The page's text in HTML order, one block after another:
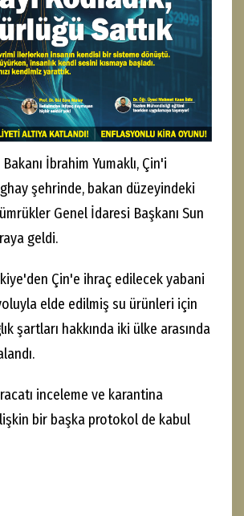
İbrahim Yumaklı, Çin'i
şehrinde, bakan düzeyindeki
Genel İdaresi Başkanı Sun
geldi.
Çin'e ihraç edilecek yabani
elde edilmiş su ürünleri için
şartları hakkında iki ülke arasında
inceleme ve karantina
bir başka protokol de kabul